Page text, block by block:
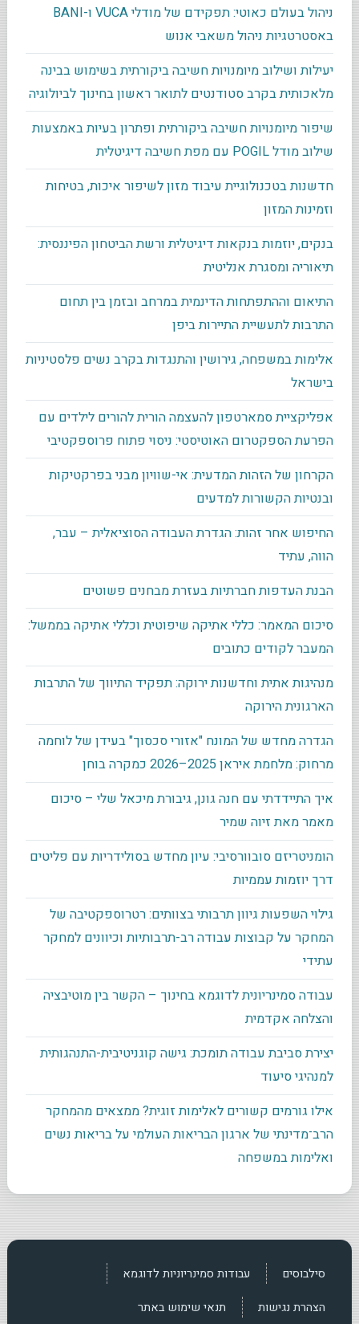
ניהול בעולם כאוטי: תפקידם של מודלי VUCA ו-BANI
באסטרטגיות ניהול משאבי אנוש
יעילות ושילוב מיומנויות חשיבה ביקורתית בשימוש בבינה
מלאכותית בקרב סטודנטים לתואר ראשון בחינוך לביולוגיה
שיפור מיומנויות חשיבה ביקורתית ופתרון בעיות באמצעות
שילוב מודל POGIL עם מפת חשיבה דיגיטלית
חדשנות בטכנולוגיית עיבוד מזון לשיפור איכות, בטיחות
וזמינות המזון
בנקים, יוזמות בנקאות דיגיטלית ורשת הביטחון הפיננסית:
תיאוריה ומסגרת אנליטית
התיאום וההתפתחות הדינמית במרחב ובזמן בין תחום
התרבות לתעשיית התיירות ביפן
אלימות במשפחה, גירושין והתנגדות בקרב נשים פלסטיניות
בישראל
אפליקציית סמארטפון להעצמה הורית להורים לילדים עם
הפרעת הספקטרום האוטיסטי: ניסוי פתוח פרוספקטיבי
הקרחון של הזהות המדעית: אי-שוויון מבני בפרקטיקות
ובנטיות הקשורות למדעים
החיפוש אחר זהות: הגדרת העבודה הסוציאלית – עבר,
הווה, עתיד
הבנת העדפות חברתיות בעזרת מבחנים פשוטים
סיכום המאמר: כללי אתיקה שיפוטית וכללי אתיקה בממשל:
המעבר לקודים כתובים
מנהיגות אתית וחדשנות ירוקה: תפקיד התיווך של התרבות
הארגונית הירוקה
הגדרה מחדש של המונח "אזורי סכסוך" בעידן של לוחמה
מרחוק: מלחמת איראן 2025–2026 כמקרה בוחן
איך התיידדתי עם חנה גונן, גיבורת מיכאל שלי – סיכום
מאמר מאת זיוה שמיר
הומניטריזם סובוורסיבי: עיון מחדש בסולידריות עם פליטים
דרך יוזמות עממיות
גילוי השפעות גיוון תרבותי בצוותים: רטרוספקטיבה של
המחקר על קבוצות עבודה רב-תרבותיות וכיוונים למחקר
עתידי
עבודה סמינריונית לדוגמא בחינוך – הקשר בין מוטיבציה
והצלחה אקדמית
יצירת סביבת עבודה תומכת: גישה קוגניטיבית-התנהגותית
למנהיגי סיעוד
אילו גורמים קשורים לאלימות זוגית? ממצאים מהמחקר
הרב־מדינתי של ארגון הבריאות העולמי על בריאות נשים
ואלימות במשפחה
סילבוסים עבודות סמינריוניות לדוגמא
הצהרת נגישות תנאי שימוש באתר